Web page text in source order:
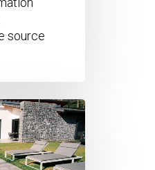
source